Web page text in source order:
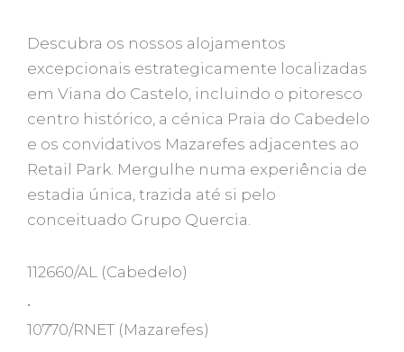
Descubra os nossos alojamentos
excepcionais estrategicamente localizadas
em Viana do Castelo, incluindo o pitoresco
centro histórico, a cénica Praia do Cabedelo
e os convidativos Mazarefes adjacentes ao
Retail Park. Mergulhe numa experiência de
estadia única, trazida até si pelo
conceituado Grupo Quercia.
112660/AL (Cabedelo)
•
10770/RNET (Mazarefes)